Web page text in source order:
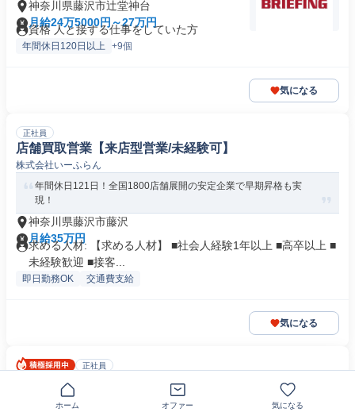
神奈川県藤沢市辻堂神台
月給24万5000円～27万円
資格 人と接する仕事をしていた方
年間休日120日以上 +9個
気になる
正社員
店舗買取営業【来店型営業/未経験可】
株式会社いーふらん
年間休日121日！全国1800店舗展開の安定企業で早期昇格も実
現！
神奈川県藤沢市藤沢
月給35万円
求める人材: 【求める人材】 ■社会人経験1年以上 ■高卒以上 ■
未経験歓迎 ■接客...
即日勤務OK 交通費支給
気になる
正社員
振袖スタイリスト
株式会社ウェディングボックス
ホーム オファー 気になる